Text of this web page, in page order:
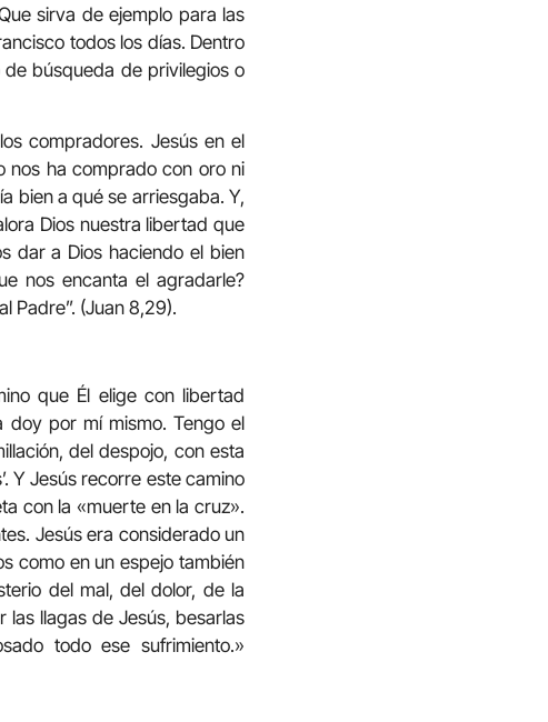
sirva de ejemplo para las
todos los días. Dentro
búsqueda de privilegios o
compradores. Jesús en el
nos ha comprado con oro ni
bien a qué se arriesgaba. Y,
Dios nuestra libertad que
dar a Dios haciendo el bien
nos encanta el agradarle?
Padre”. (Juan 8,29).
que Él elige con libertad
doy por mí mismo. Tengo el
del despojo, con esta
Y Jesús recorre este camino
con la «muerte en la cruz».
Jesús era considerado un
como en un espejo también
del mal, del dolor, de la
llagas de Jesús, besarlas
todo ese sufrimiento.»